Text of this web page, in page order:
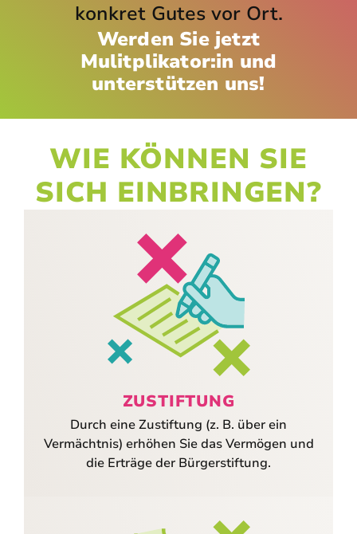
konkret Gutes vor Ort.
Werden Sie jetzt
Mulitplikator:in und
unterstützen uns!
WIE KÖNNEN SIE
SICH EINBRINGEN?
ZUSTIFTUNG
Durch eine Zustiftung (z. B. über ein
Vermächtnis) erhöhen Sie das Vermögen und
die Erträge der Bürgerstiftung.